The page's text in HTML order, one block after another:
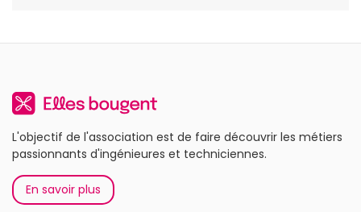
L'objectif de l'association est de faire découvrir les métiers
passionnants d'ingénieures et techniciennes.
En savoir plus